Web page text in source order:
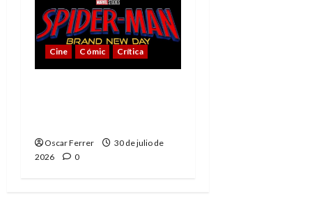
Cine Cómic Crítica
Oscar Ferrer
30 de julio de
2026
0